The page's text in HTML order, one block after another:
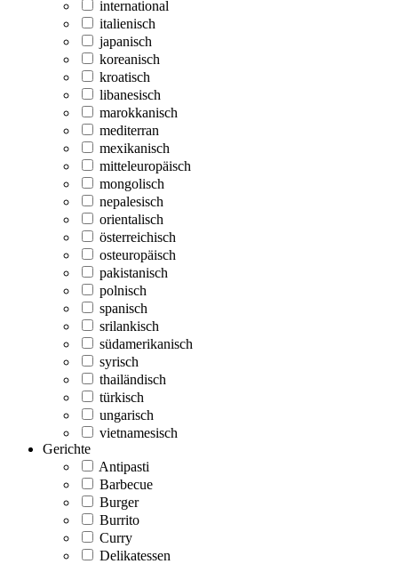
international
italienisch
japanisch
koreanisch
kroatisch
libanesisch
marokkanisch
mediterran
mexikanisch
mitteleuropäisch
mongolisch
nepalesisch
orientalisch
österreichisch
osteuropäisch
pakistanisch
polnisch
spanisch
srilankisch
südamerikanisch
syrisch
thailändisch
türkisch
ungarisch
vietnamesisch
Gerichte
Antipasti
Barbecue
Burger
Burrito
Curry
Delikatessen